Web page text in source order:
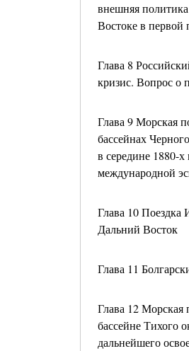
внешняя
Востоке в первой
Глава 8
кризис. Вопрос о
Глава 9 Морская
бассейнах
в середине 1880-
международной
Глава 10
Дальний Восток
Глава 11
Глава 12 Морская
бассейне Тихого
дальнейшего